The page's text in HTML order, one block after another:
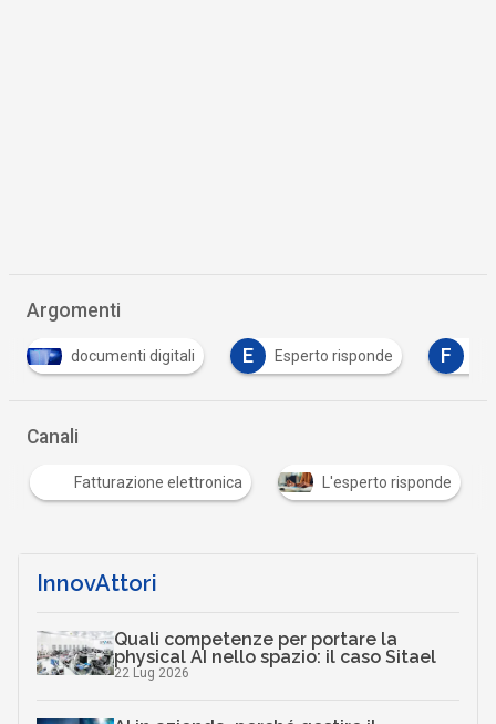
Argomenti
E Esperto risponde F fattura elettronica
Canali
Fatturazione elettronica L'esperto risponde
InnovAttori
Quali competenze per portare la
physical AI nello spazio: il caso Sitael
22 Lug 2026